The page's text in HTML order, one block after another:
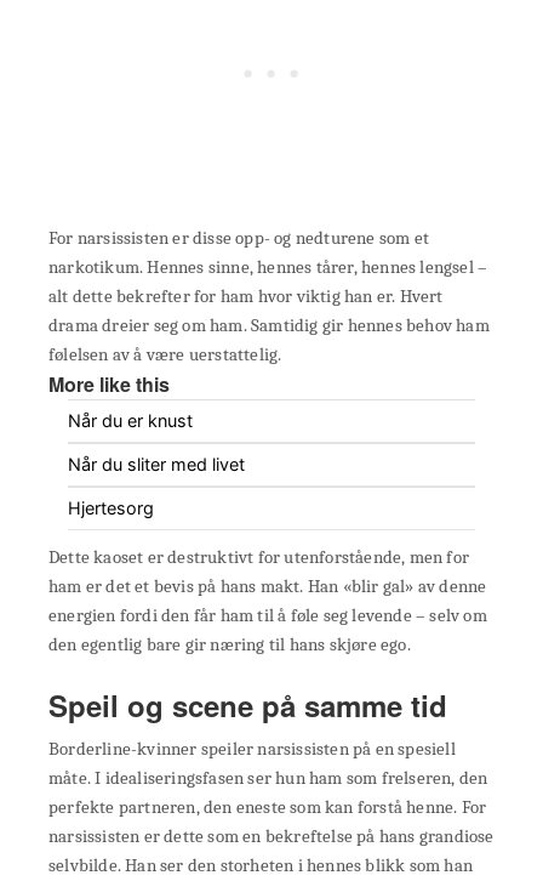
For narsissisten er disse opp- og nedturene som et
narkotikum. Hennes sinne, hennes tårer, hennes lengsel –
alt dette bekrefter for ham hvor viktig han er. Hvert
drama dreier seg om ham. Samtidig gir hennes behov ham
følelsen av å være uerstattelig.
More like this
Når du er knust
Når du sliter med livet
Hjertesorg
Dette kaoset er destruktivt for utenforstående, men for
ham er det et bevis på hans makt. Han «blir gal» av denne
energien fordi den får ham til å føle seg levende – selv om
den egentlig bare gir næring til hans skjøre ego.
Speil og scene på samme tid
Borderline-kvinner speiler narsissisten på en spesiell
måte. I idealiseringsfasen ser hun ham som frelseren, den
perfekte partneren, den eneste som kan forstå henne. For
narsissisten er dette som en bekreftelse på hans grandiose
selvbilde. Han ser den storheten i hennes blikk som han